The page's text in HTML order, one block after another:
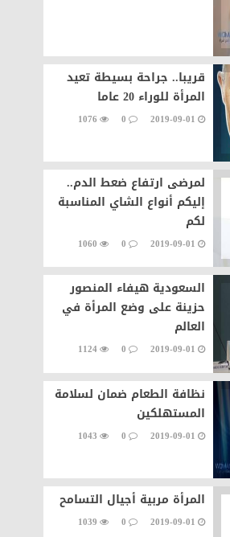
قريبا.. جراحة بسيطة تعيد
المرأة للوراء 20 عاما
2019-09-01
0
1076
لمرضى ارتفاع ضعط الدم..
إليكم أنواع الشاي المناسبة
لكم
2019-09-01
0
1060
السعودية هيفاء المنصور
حزينة على وضع المرأة في
العالم
2019-09-01
0
1124
نظافة الطعام ضمان لسلامة
المستهلكين
2019-09-01
0
1043
المرأة مربية أجيال التسامح
2019-09-01
0
1039